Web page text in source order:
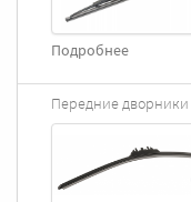
Подробнее
Передние дворники